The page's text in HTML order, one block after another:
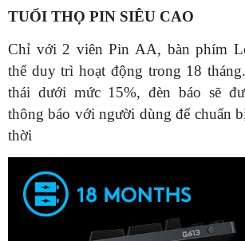
TUỔI THỌ PIN SIÊU CAO
Chỉ với 2 viên Pin AA, bàn phím
thể duy trì hoạt động trong 18
thái dưới mức 15%, đèn báo sẽ
thông báo với người dùng để chuẩn
thời